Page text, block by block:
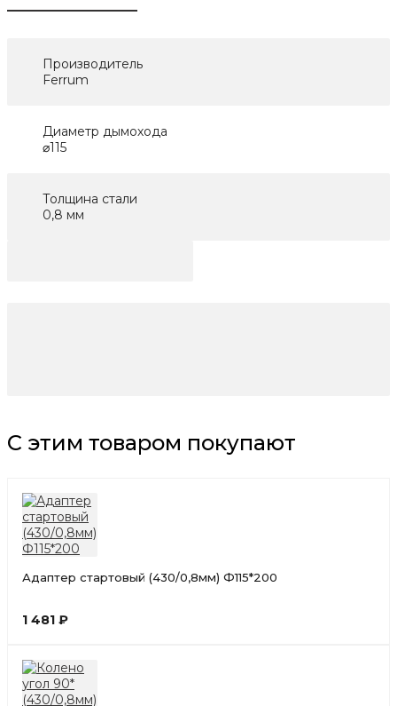
Производитель
Ferrum
Диаметр дымохода
⌀115
Толщина стали
0,8 мм
С этим товаром покупают
Адаптер стартовый (430/0,8мм) Ф115*200
1 481 ₽